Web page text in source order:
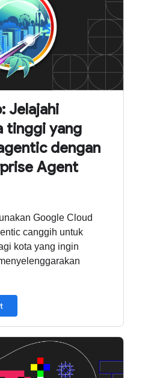
Jelajahi
tinggi yang
dengan
Agent
Google Cloud
canggih untuk
kota yang ingin